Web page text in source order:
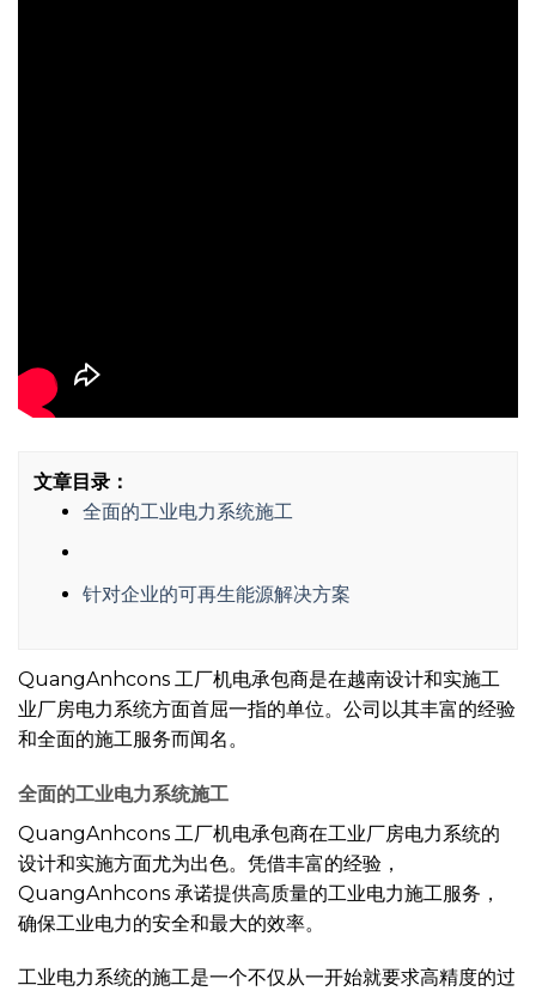
文章目录：
全面的工业电力系统施工
针对企业的可再生能源解决方案
QuangAnhcons 工厂机电承包商是在越南设计和实施工
业厂房电力系统方面首屈一指的单位。公司以其丰富的经验
和全面的施工服务而闻名。
全面的工业电力系统施工
QuangAnhcons 工厂机电承包商在工业厂房电力系统的
设计和实施方面尤为出色。凭借丰富的经验，
QuangAnhcons 承诺提供高质量的工业电力施工服务，
确保工业电力的安全和最大的效率。
工业电力系统的施工是一个不仅从一开始就要求高精度的过